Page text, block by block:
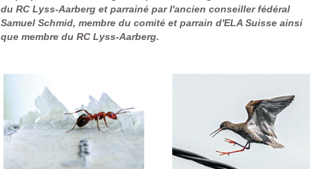
du RC Lyss-Aarberg et parrainé parl'ancien conseiller fédéral
Samuel Schmid, membre du comité et parrain d'ELA Suisse ainsi
que membre du RC Lyss-Aarberg.